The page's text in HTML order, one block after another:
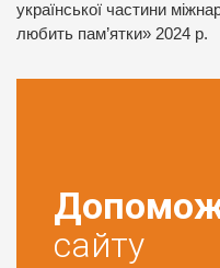
української частини
любить пам’ятки» 2024 р.
сайту